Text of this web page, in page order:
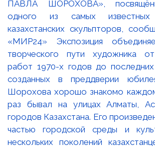
ПАВЛА ШОРОХОВА»,
одного из самых известных
казахстанских скульпторов,
«МИР24» Экспозиция
творческого пути художника от
работ 1970-х годов до последних
созданных в преддверии
Шорохова хорошо знакомо
раз бывал на улицах Алматы,
городов Казахстана. Его
частью городской среды и
нескольких поколений